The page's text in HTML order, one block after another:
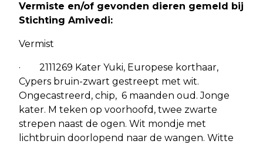
Vermiste en/of gevonden dieren gemeld bij
Stichting Amivedi:
Vermist
· 2111269 Kater Yuki, Europese korthaar,
Cypers bruin-zwart gestreept met wit.
Ongecastreerd, chip, 6 maanden oud. Jonge
kater. M teken op voorhoofd, twee zwarte
strepen naast de ogen. Wit mondje met
lichtbruin doorlopend naar de wangen. Witte